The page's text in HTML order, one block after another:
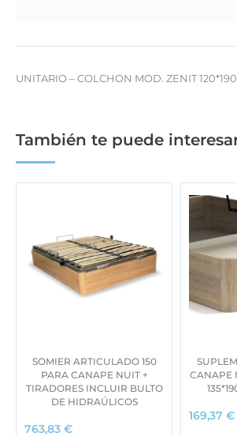
UNITARIO – COLCHON MOD. ZENIT 120*190
También te puede
SOMIER ARTICULADO 150
PARA CANAPE NUIT +
TIRADORES INCLUIR BULTO
DE HIDRAÚLICOS
763,83 €
CANAPE
169,37 €